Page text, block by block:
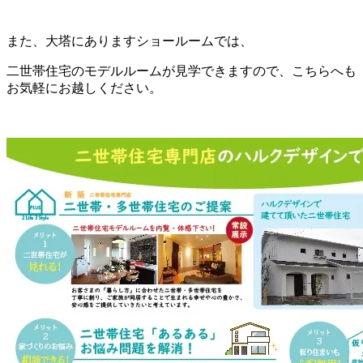
また、大塔にありますショールームでは、
二世帯住宅のモデルルームが見学できますので、こちらへも
お気軽にお越しください。